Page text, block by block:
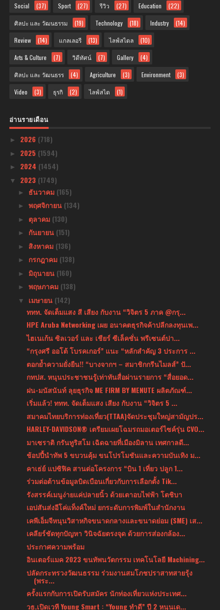
Social (37) Sport (27) รีวิว (27) Education (22)
ศิลปะ และ วัฒนธรรม (19) Technology (18) Industry (14)
Review (14) แกลเลอรี (13) ไลฟ์สไตล (10)
Arts & Culture (7) วิดีทัศน์ (7) Gallery (4)
ศิลปะ และ วัฒนธรร (4) Agriculture (3) Environment (3)
Video (3) ธุรกิ (2) ไลฟ์สไต (1)
อ่านรายเดือน
► 2026 (718)
► 2025 (1594)
► 2024 (1454)
▼ 2023 (1749)
► ธันวาคม (165)
► พฤศจิกายน (134)
► ตุลาคม (130)
► กันยายน (151)
► สิงหาคม (136)
► กรกฎาคม (138)
► มิถุนายน (160)
► พฤษภาคม (138)
▼ เมษายน (142)
ททท. จัดเต็มแสง สี เสียง กับงาน “วิจิตร 5 ภาค @กรุ...
HPE Aruba Networking เผย อนาคตธุรกิจค้าปลีกลงทุนเพ...
ไฮเนเก้น ซิลเวอร์ และ เชียร์ ซีเล็คชั่น พรีเซนต์ปา...
“กรุงศรี ออโต้ โบรคเกอร์” แนะ “หลักสำคัญ 3 ประการ ...
ตอกย้ำความยั่งยืน!! “บางจากฯ – สมาชิกกรีนไมลส์” ปั...
กทปส. หนุนประชาชนรู้เท่าทันสื่อผ่านรายการ “สื่อยอด...
ฝน-มนัสนันท์ ลุยธุรกิจ ME FIRM BY MENUTE ผลิตภัณฑ์...
เริ่มแล้ว! ททท. จัดเต็มแสง เสียง กับงาน “วิจิตร 5 ...
สมาคมไทยบริการท่องเที่ยว(TTAA)จัดประชุมใหญ่สามัญปร...
HARLEY-DAVIDSON® เตรียมเผยโฉมรถมอเตอร์ไซค์รุ่น CVO...
มาเซราติ กรันทูริสโม เฉิดฉายที่เมืองมิลาน เทศกาลดี...
ช้อปปี้นำทัพ 5 ขบวนคุ้ม ขนโปรโมชันและความบันเทิง ม...
คาเธ่ย์ แปซิฟิค สานต่อโครงการ “บิน 1 เที่ยว ปลูก 1...
ร่วมต่อต้านข้อมูลบิดเบือนเกี่ยวกับการเลือกตั้ง Tik...
รังสรรค์เมนูง่ายแค่ปลายนิ้ว ด้วยเตาอบไฟฟ้า โตชิบา
เอปสันส่งอีโค่แท็งค์ใหม่ ยกระดับการพิมพ์ในสำนักงาน
เคพีเอ็มจีหนุนวิสาหกิจขนาดกลางและขนาดย่อม (SME) เส...
เคลียร์ชัดทุกปัญหา วินิจฉัยตรงจุด ด้วยการส่องกล้อง...
ประกาศความพร้อม
อินเตอร์แมค 2023 ขนทัพนวัตกรรม เทคโนโลยี Machining...
ปลัดกระทรวงวัฒนธรรม ร่วมงานสมโภชปราสาทสายรุ้ง
(พระ...
ครั้งแรกกับการเปิดรับสมัคร นักท่องเที่ยวแห่งประเทศ...
วธ.เปิดเวที Young Smart : “Young ทำดี” ปี 2 หนุนเด...